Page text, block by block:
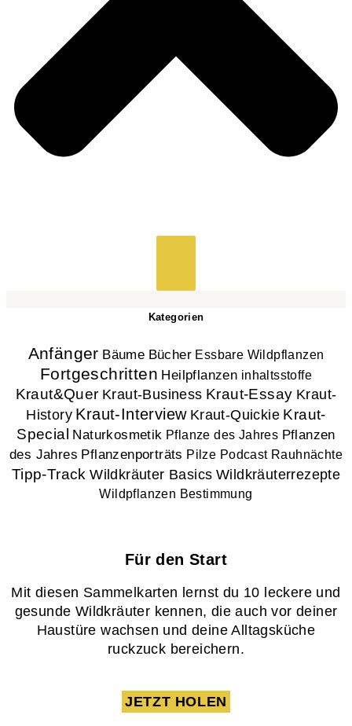
Kategorien
Anfänger Bäume Bücher Essbare Wildpflanzen
Fortgeschritten Heilpflanzen inhaltsstoffe
Kraut&Quer Kraut-Business Kraut-Essay Kraut-
History Kraut-Interview Kraut-Quickie Kraut-
Special Naturkosmetik Pflanze des Jahres Pflanzen
des Jahres Pflanzenporträts Pilze Podcast Rauhnächte
Tipp-Track Wildkräuter Basics Wildkräuterrezepte
Wildpflanzen Bestimmung
Für den Start
Mit diesen Sammelkarten lernst du 10 leckere und
gesunde Wildkräuter kennen, die auch vor deiner
Haustüre wachsen und deine Alltagsküche
ruckzuck bereichern.
JETZT HOLEN